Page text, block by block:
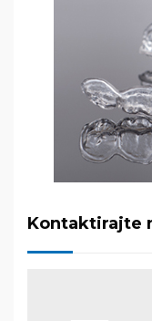
Kontaktirajte